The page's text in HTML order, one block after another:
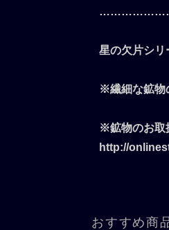
星の欠片シリ
※繊細な鉱物
※鉱物のお取
http://
おすすめ商